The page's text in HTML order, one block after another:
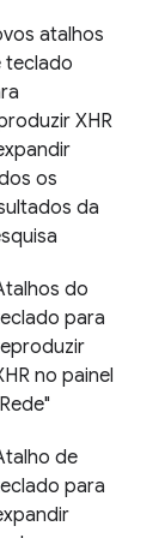
atalhos
teclado
XHR
os
da
do
para
no painel
de
para